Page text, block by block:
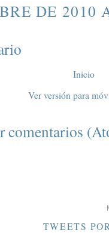
DE 2010
Inicio
Ver versión para
comentarios
TWEETS